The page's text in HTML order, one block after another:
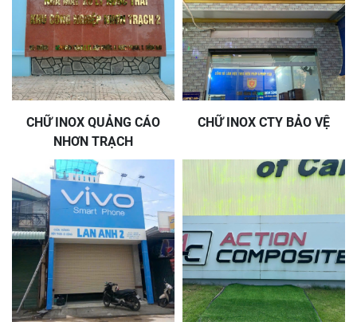
CHỮ INOX QUẢNG CÁO
NHƠN TRẠCH
CHỮ INOX CTY BẢO VỆ